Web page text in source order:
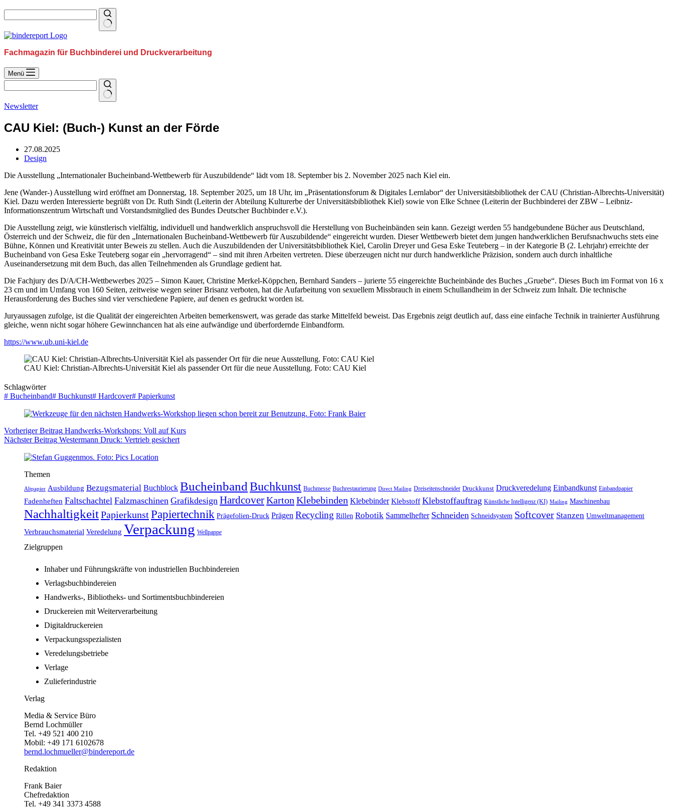
Fachmagazin für Buchbinderei und Druckverarbeitung
Menü
Newsletter
CAU Kiel: (Buch-) Kunst an der Förde
27.08.2025
Design
Die Ausstellung „Internationaler Bucheinband-Wettbewerb für Auszubildende“ lädt vom 18. September bis 2. November 2025 nach Kiel ein.
Jene (Wander-) Ausstellung wird eröffnet am Donnerstag, 18. September 2025, um 18 Uhr, im „Präsentationsforum & Digitales Lernlabor“ der Universitätsbibliothek der CAU (Christian-Albrechts-Universität)
Kiel. Dazu werden Interessierte begrüßt von Dr. Ruth Sindt (Leiterin der Abteilung Kulturerbe der Universitätsbibliothek Kiel) sowie von Elke Schnee (Leiterin der Buchbinderei der ZBW – Leibniz-
Informationszentrum Wirtschaft und Vorstandsmitglied des Bundes Deutscher Buchbinder e.V.).
Die Ausstellung zeigt, wie künstlerisch vielfältig, individuell und handwerklich anspruchsvoll die Herstellung von Bucheinbänden sein kann. Gezeigt werden 55 handgebundene Bücher aus Deutschland,
Österreich und der Schweiz, die für den „Internationalen Bucheinband-Wettbewerb für Auszubildende“ eingereicht wurden. Dieser Wettbewerb bietet dem jungen handwerklichen Berufsnachwuchs stets eine
Bühne, Können und Kreativität unter Beweis zu stellen. Auch die Auszubildenden der Universitätsbibliothek Kiel, Carolin Dreyer und Gesa Eske Teuteberg – in der Kategorie B (2. Lehrjahr) erreichte der
Bucheinband von Gesa Eske Teuteberg sogar ein „hervorragend“ – sind mit ihren Arbeiten vertreten. Diese überzeugen nicht nur durch handwerkliche Präzision, sondern auch durch inhaltliche
Auseinandersetzung mit dem Buch, das allen Teilnehmenden als Grundlage gedient hat.
Die Fachjury des D/A/CH-Wettbewerbes 2025 – Simon Kauer, Christine Merkel-Köppchen, Bernhard Sanders – jurierte 55 eingereichte Bucheinbände des Buches „Gruebe“. Dieses Buch im Format von 16 x
23 cm und im Umfang von 160 Seiten, zeitweise wegen seiner Brisanz verboten, hat die Aufarbeitung von sexuellem Missbrauch in einem Schullandheim in der Schweiz zum Inhalt. Die technische
Herausforderung des Buches sind vier verschiedene Papiere, auf denen es gedruckt worden ist.
Juryaussagen zufolge, ist die Qualität der eingereichten Arbeiten bemerkenswert, was gerade das starke Mittelfeld beweist. Das Ergebnis zeigt deutlich auf, dass eine einfache Technik in trainierter Ausführung
gleiche, wenn nicht sogar höhere Gewinnchancen hat als eine aufwändige und überfordernde Einbandform.
https://www.ub.uni-kiel.de
CAU Kiel: Christian-Albrechts-Universität Kiel als passender Ort für die neue Ausstellung. Foto: CAU Kiel
Schlagwörter
# Bucheinband# Buchkunst# Hardcover# Papierkunst
VorherigerBeitrag Handwerks-Workshops: Voll auf Kurs
NächsterBeitrag Westermann Druck: Vertrieb gesichert
Themen
Altpapier Ausbildung Bezugsmaterial Buchblock BucheinbandBuchkunst Buchmesse Buchrestaurierung Direct Mailing Dreiseitenschneider Druckkunst Druckveredelung Einbandkunst Einbandpapier
Fadenheften Faltschachtel Falzmaschinen Grafikdesign HardcoverKarton Klebebinden Klebebinder Klebstoff Klebstoffauftrag Künstliche Intelligenz (KI) Mailing Maschinenbau
NachhaltigkeitPapierkunstPapiertechnik Prägefolien-Druck Prägen Recycling Rillen Robotik Sammelhefter Schneiden Schneidsystem Softcover Stanzen Umweltmanagement
Verbrauchsmaterial Veredelung Verpackung Wellpappe
Zielgruppen
Inhaber und Führungskräfte von industriellen Buchbindereien
Verlagsbuchbindereien
Handwerks-, Bibliotheks- und Sortimentsbuchbindereien
Druckereien mit Weiterverarbeitung
Digitaldruckereien
Verpackungsspezialisten
Veredelungsbetriebe
Verlage
Zulieferindustrie
Verlag
Media & Service Büro
Bernd Lochmüller
Tel. +49 521 400 210
Mobil: +49 171 6102678
bernd.lochmueller@bindereport.de
Redaktion
Frank Baier
Chefredaktion
Tel. +49 341 3373 4588